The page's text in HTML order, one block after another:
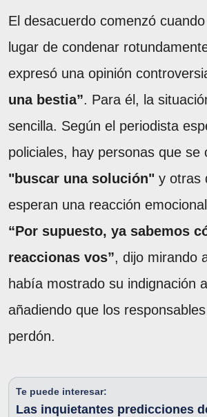
El desacuerdo comenzó
lugar de condenar
expresó una opinión
una bestia”. Para él, la
sencilla. Según el periodista
policiales, hay personas que se
"buscar una solución" y otras
esperan una reacción
“Por supuesto, ya sabemos
reaccionas vos”, dijo mirando
había mostrado su indignación
añadiendo que los
perdón.
Te puede interesar:
Las inquietantes predicciones